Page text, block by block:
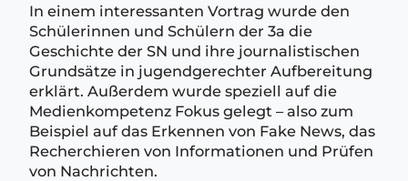
In einem interessanten Vortrag wurde den
Schülerinnen und Schülern der 3a die
Geschichte der SN und ihre journalistischen
Grundsätze in jugendgerechter Aufbereitung
erklärt. Außerdem wurde speziell auf die
Medienkompetenz Fokus gelegt – also zum
Beispiel auf das Erkennen von Fake News, das
Recherchieren von Informationen und Prüfen
von Nachrichten.